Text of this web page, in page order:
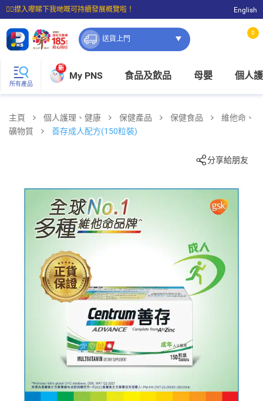
☝🏼㩒入嚟睇下我哋嘅可持續發展概覽啦！
⭐購物滿$399即享免費送貨；滿$100即可免費店取。
English
送貨上門
0
所有產品
新
My PNS 食品及飲品 母嬰 個人
主頁 個人護理、健康 保健產品 保健食品
維他命、
礦物質
善存成人配方(150粒裝)
分享給朋友